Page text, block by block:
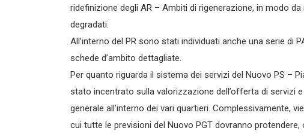
ridefinizione degli AR – Ambiti di rigenerazione, in modo
degradati.
All’interno del PR sono stati individuati anche una serie di
schede d’ambito dettagliate.
Per quanto riguarda il sistema dei servizi del Nuovo PS –
stato incentrato sulla valorizzazione dell’offerta di servizi
generale all’interno dei vari quartieri. Complessivamente,
cui tutte le previsioni del Nuovo PGT dovranno